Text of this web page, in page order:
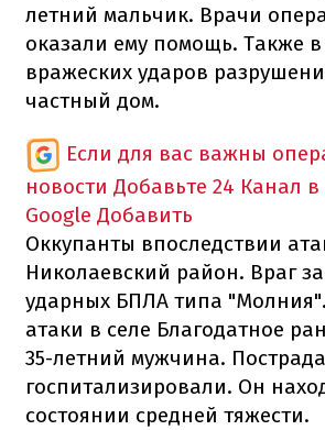
летний мальчик. Врачи
оказали ему помощь. Также в
вражеских ударов
частный дом.
Если для вас важны
новости Добавьте 24 Канал
Google Добавить
Оккупанты впоследствии
Николаевский район. Враг
ударных БПЛА типа "Молния".
атаки в селе Благодатное
35-летний мужчина.
госпитализировали. Он
состоянии средней тяжести.